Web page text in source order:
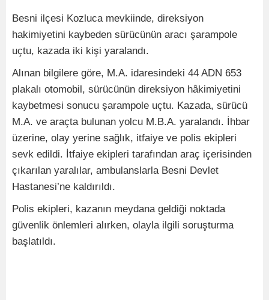
Besni ilçesi Kozluca mevkiinde, direksiyon
hakimiyetini kaybeden sürücünün aracı şarampole
uçtu, kazada iki kişi yaralandı.
Alınan bilgilere göre, M.A. idaresindeki 44 ADN 653
plakalı otomobil, sürücünün direksiyon hâkimiyetini
kaybetmesi sonucu şarampole uçtu. Kazada, sürücü
M.A. ve araçta bulunan yolcu M.B.A. yaralandı. İhbar
üzerine, olay yerine sağlık, itfaiye ve polis ekipleri
sevk edildi. İtfaiye ekipleri tarafından araç içerisinden
çıkarılan yaralılar, ambulanslarla Besni Devlet
Hastanesi’ne kaldırıldı.
Polis ekipleri, kazanın meydana geldiği noktada
güvenlik önlemleri alırken, olayla ilgili soruşturma
başlatıldı.